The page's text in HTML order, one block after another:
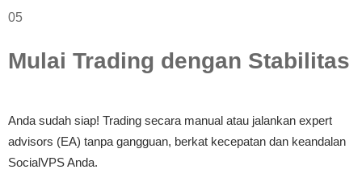
05
Mulai Trading dengan Stabilitas
Anda sudah siap! Trading secara manual atau jalankan expert
advisors (EA) tanpa gangguan, berkat kecepatan dan keandalan
SocialVPS Anda.